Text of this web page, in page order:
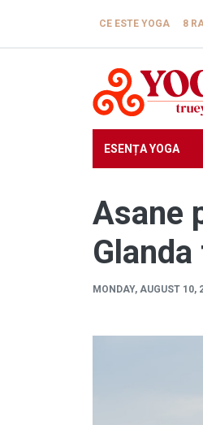
CE ESTE YOGA 8
ESENȚA YOGA
MONDAY, AUGUST 10,
Asane